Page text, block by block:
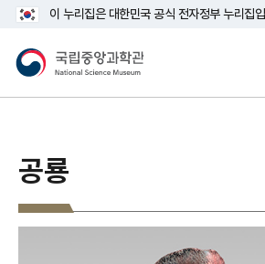
주메뉴 바
본문 바로
이 누리집은 대한민국 공식 전자정부 누리집
국립중앙과학관
공룡